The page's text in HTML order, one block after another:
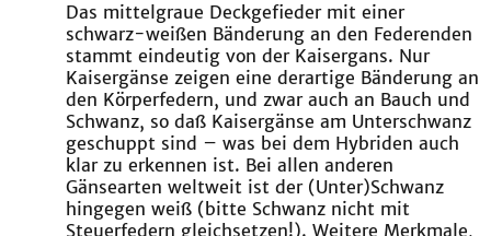
Das mittelgraue Deckgefieder mit einer
schwarz-weißen Bänderung an den Federenden
stammt eindeutig von der Kaisergans. Nur
Kaisergänse zeigen eine derartige Bänderung an
den Körperfedern, und zwar auch an Bauch und
Schwanz, so daß Kaisergänse am Unterschwanz
geschuppt sind – was bei dem Hybriden auch
klar zu erkennen ist. Bei allen anderen
Gänsearten weltweit ist der (Unter)Schwanz
hingegen weiß (bitte Schwanz nicht mit
Steuerfedern gleichsetzen!). Weitere Merkmale,